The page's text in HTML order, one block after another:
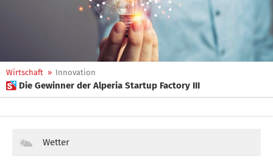
Wirtschaft » Innovation
 Die Gewinner der Alperia Startup Factory III
Wetter